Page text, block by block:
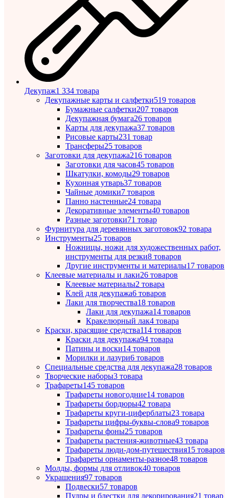
Декупаж1 334 товара
Декупажные карты и салфетки519 товаров
Бумажные салфетки207 товаров
Декупажная бумага26 товаров
Карты для декупажа37 товаров
Рисовые карты231 товар
Трансферы25 товаров
Заготовки для декупажа216 товаров
Заготовки для часов45 товаров
Шкатулки, комоды29 товаров
Кухонная утварь37 товаров
Чайные домики7 товаров
Панно настенные24 товара
Декоративные элементы40 товаров
Разные заготовки71 товар
Фурнитура для деревянных заготовок92 товара
Инструменты25 товаров
Ножницы, ножи для художественных работ,
инструменты для резки8 товаров
Другие инструменты и материалы17 товаров
Клеевые материалы и лаки26 товаров
Клеевые материалы2 товара
Клей для декупажа6 товаров
Лаки для творчества18 товаров
Лаки для декупажа14 товаров
Кракелюрный лак4 товара
Краски, красящие средства114 товаров
Краски для декупажа94 товара
Патины и воски14 товаров
Морилки и лазури6 товаров
Специальные средства для декупажа28 товаров
Творческие наборы3 товара
Трафареты145 товаров
Трафареты новогодние14 товаров
Трафареты бордюры42 товара
Трафареты круги-циферблаты23 товара
Трафареты цифры-буквы-слова9 товаров
Трафареты фоны25 товаров
Трафареты растения-животные43 товара
Трафареты люди-дом-путешествия15 товаров
Трафареты орнаменты-разное48 товаров
Молды, формы для отливок40 товаров
Украшения97 товаров
Подвески57 товаров
Пудры и блестки для декорирования21 товар